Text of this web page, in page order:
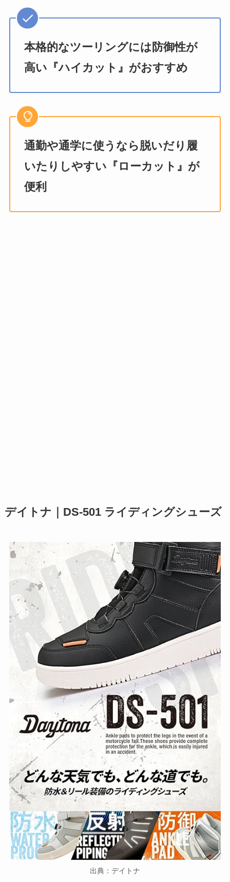
本格的なツーリングには防御性が
高い『ハイカット』がおすすめ
通勤や通学に使うなら脱いだり履
いたりしやすい『ローカット』が
便利
デイトナ｜DS-501 ライディングシューズ
出典：デイトナ